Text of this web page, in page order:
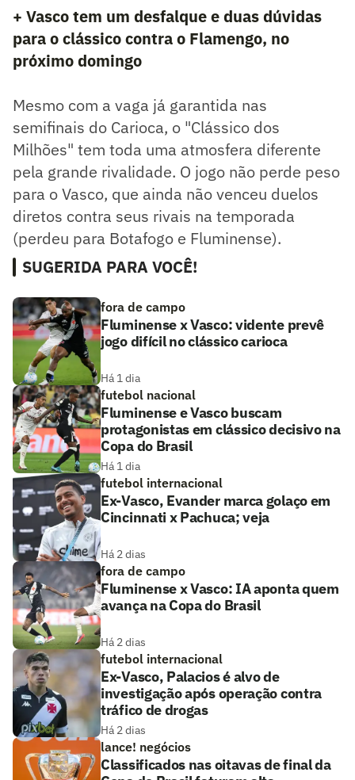
+ Vasco tem um desfalque e duas dúvidas
para o clássico contra o Flamengo, no
próximo domingo
Mesmo com a vaga já garantida nas
semifinais do Carioca, o "Clássico dos
Milhões" tem toda uma atmosfera diferente
pela grande rivalidade. O jogo não perde peso
para o Vasco, que ainda não venceu duelos
diretos contra seus rivais na temporada
(perdeu para Botafogo e Fluminense).
SUGERIDA PARA VOCÊ!
fora de campo
Fluminense x Vasco: vidente prevê
jogo difícil no clássico carioca
Há 1 dia
futebol nacional
Fluminense e Vasco buscam
protagonistas em clássico decisivo na
Copa do Brasil
Há 1 dia
futebol internacional
Ex-Vasco, Evander marca golaço em
Cincinnati x Pachuca; veja
Há 2 dias
fora de campo
Fluminense x Vasco: IA aponta quem
avança na Copa do Brasil
Há 2 dias
futebol internacional
Ex-Vasco, Palacios é alvo de
investigação após operação contra
tráfico de drogas
Há 2 dias
lance! negócios
Classificados nas oitavas de final da